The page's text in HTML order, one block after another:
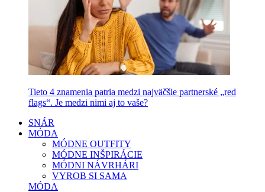
Tieto 4 znamenia patria medzi najväčšie partnerské „red
flags“. Je medzi nimi aj to vaše?
SNÁR
MÓDA
MÓDNE OUTFITY
MÓDNE INŠPIRÁCIE
MÓDNI NÁVRHÁRI
VYROB SI SAMA
MÓDA